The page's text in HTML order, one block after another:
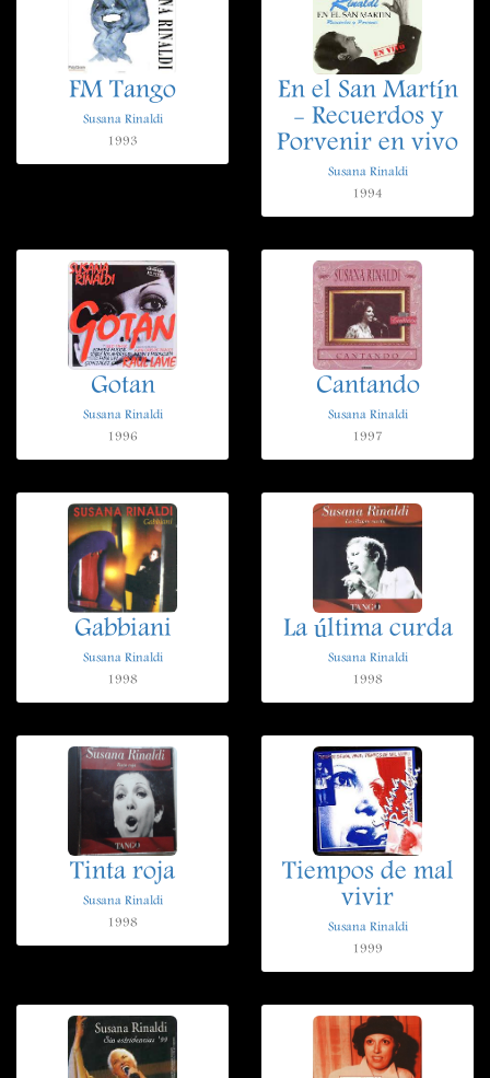
FM Tango
Susana Rinaldi
1993
En el San Martín
- Recuerdos y
Porvenir en vivo
Susana Rinaldi
1994
Gotan
Susana Rinaldi
1996
Cantando
Susana Rinaldi
1997
Gabbiani
Susana Rinaldi
1998
La última curda
Susana Rinaldi
1998
Tinta roja
Susana Rinaldi
1998
Tiempos de mal
vivir
Susana Rinaldi
1999